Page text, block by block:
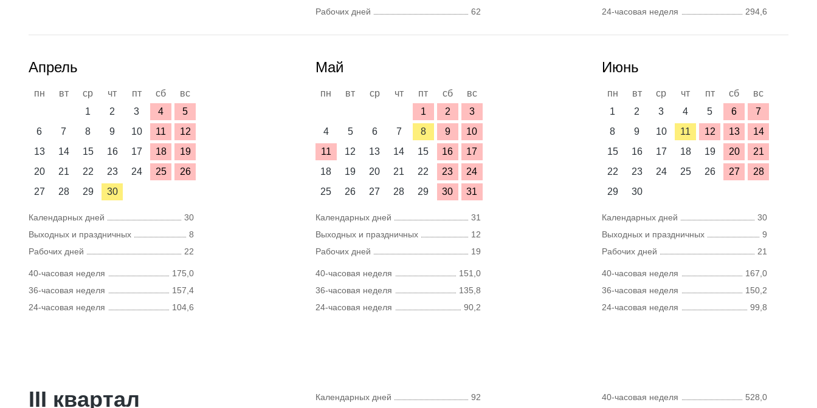
Рабочих дней
62
24-часовая неделя
294,6
Апрель
пн вт ср чт пт сб
вс
1
2 3 4
5
6
7 8 9 10 11
12
13
14 15 16 17 18
19
20
21 22 23 24 25
26
27
28 29 30
Календарных дней
30
Выходных и праздничных
8
Рабочих дней
22
40-часовая неделя
175,0
36-часовая неделя
157,4
24-часовая неделя
104,6
Май
пн вт ср чт пт сб
вс
1
2
3
4
5 6 7 8 9
10
11
12 13 14 15 16
17
18
19 20 21 22 23
24
25
26 27 28 29 30 31
Календарных дней
31
Выходных и праздничных
12
Рабочих дней
19
40-часовая неделя
151,0
36-часовая неделя
135,8
24-часовая неделя
90,2
Июнь
пн вт ср чт пт сб
вс
1
2 3 4 5 6
7
8
9 10 11 12 13
14
15
16 17 18 19 20
21
22
23 24 25 26 27
28
29
30
Календарных дней
30
Выходных и праздничных
9
Рабочих дней
21
40-часовая неделя
167,0
36-часовая неделя
150,2
24-часовая неделя
99,8
III квартал Календарных дней
92
40-часовая неделя
528,0